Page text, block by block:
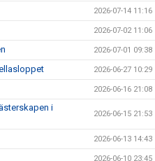
2026-07-14 11:16
2026-07-02 11:06
2026-07-01 09:38
2026-06-27 10:29
2026-06-16 21:08
i
2026-06-15 21:53
2026-06-13 14:43
2026-06-10 23:45